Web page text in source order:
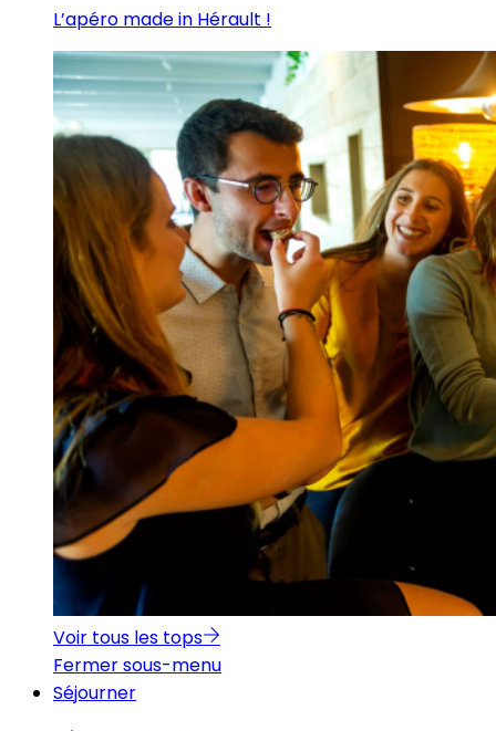
L’apéro made in Hérault !
Voir tous les tops
Fermer sous-menu
Séjourner